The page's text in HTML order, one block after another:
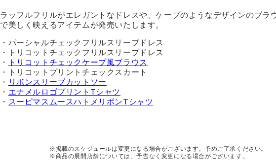
ラッフルフリルがエレガントなドレスや、ケープのようなデザインのブラ
で美しく映えるアイテムが発売いたします。
・パーシャルチェックフリルスリーブドレス
・トリコットチェックフリルスリーブドレス
・
トリコットチェックケープ風ブラウス
・トリコットプリントチェックスカート
・ リボンスリーブカットソー
・ エナメルロゴプリントTシャツ
・ スーピマスムースハトメリボンTシャツ
※掲載のスケジュールは変更になる場合がございます。予めご了承ください。
※商品の展開店舗については、予告なく変更になる場合がございます。